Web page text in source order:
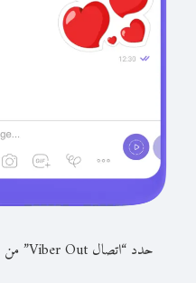
حدد “اتصال Viber Out” من عنوان المحادثة